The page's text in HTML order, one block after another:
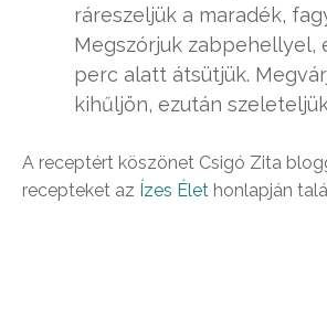
ráreszeljük a maradék,
Megszórjuk zabpehellyel,
perc alatt átsütjük.
kihűljön, ezután
A receptért köszönet Csigó Zita
recepteket az Ízes Élet honlapján